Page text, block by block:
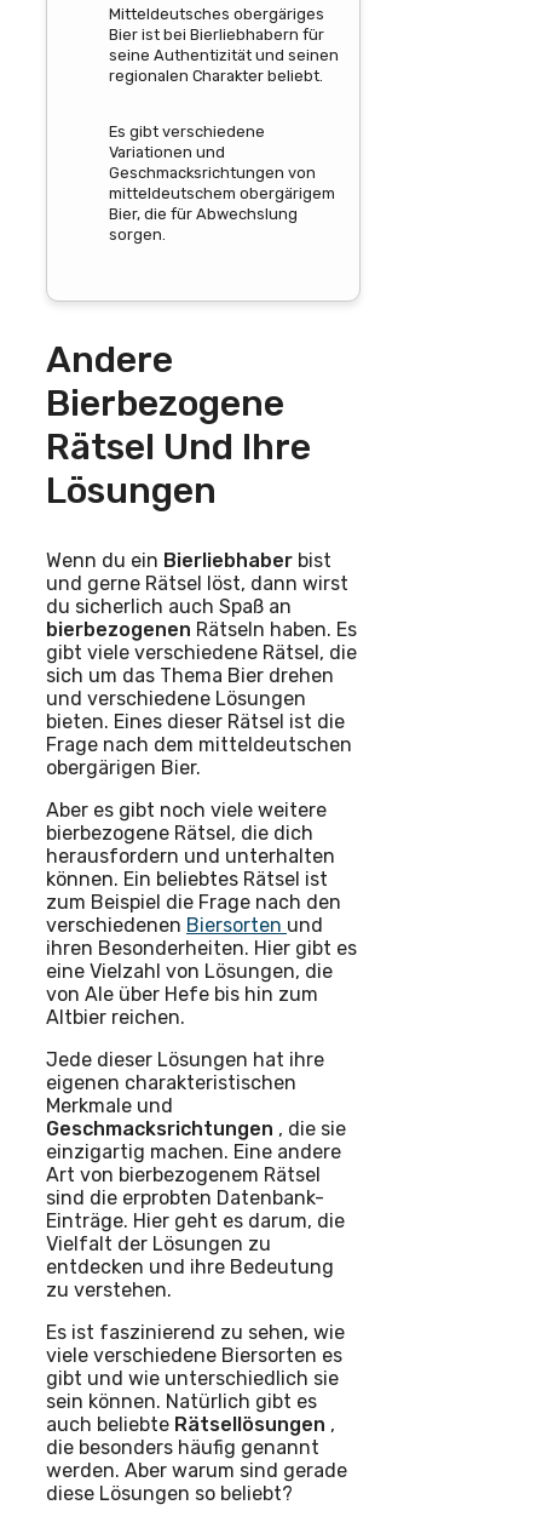
Mitteldeutsches obergäriges
Bier ist bei Bierliebhabern für
seine Authentizität und seinen
regionalen Charakter beliebt.
Es gibt verschiedene
Variationen und
Geschmacksrichtungen von
mitteldeutschem obergärigem
Bier, die für Abwechslung
sorgen.
Andere
Bierbezogene
Rätsel Und Ihre
Lösungen
Wenn du ein Bierliebhaber bist
und gerne Rätsel löst, dann wirst
du sicherlich auch Spaß an
bierbezogenen Rätseln haben. Es
gibt viele verschiedene Rätsel, die
sich um das Thema Bier drehen
und verschiedene Lösungen
bieten. Eines dieser Rätsel ist die
Frage nach dem mitteldeutschen
obergärigen Bier.
Aber es gibt noch viele weitere
bierbezogene Rätsel, die dich
herausfordern und unterhalten
können. Ein beliebtes Rätsel ist
zum Beispiel die Frage nach den
verschiedenen Biersorten und
ihren Besonderheiten. Hier gibt es
eine Vielzahl von Lösungen, die
von Ale über Hefe bis hin zum
Altbier reichen.
Jede dieser Lösungen hat ihre
eigenen charakteristischen
Merkmale und
Geschmacksrichtungen , die sie
einzigartig machen. Eine andere
Art von bierbezogenem Rätsel
sind die erprobten Datenbank-
Einträge. Hier geht es darum, die
Vielfalt der Lösungen zu
entdecken und ihre Bedeutung
zu verstehen.
Es ist faszinierend zu sehen, wie
viele verschiedene Biersorten es
gibt und wie unterschiedlich sie
sein können. Natürlich gibt es
auch beliebte Rätsellösungen ,
die besonders häufig genannt
werden. Aber warum sind gerade
diese Lösungen so beliebt?